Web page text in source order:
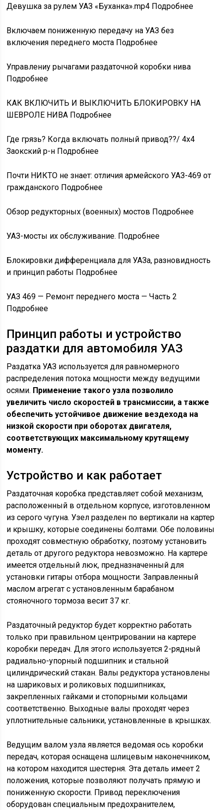
Девушка за рулем УАЗ «Буханка».mp4 Подробнее
Включаем пониженную передачу на УАЗ без
включения переднего моста Подробнее
Управлениу рычагами раздаточной коробки нива
Подробнее
КАК ВКЛЮЧИТЬ И ВЫКЛЮЧИТЬ БЛОКИРОВКУ НА
ШЕВРОЛЕ НИВА Подробнее
Где грязь? Когда включать полный привод??/ 4х4
Заокский р-н Подробнее
Почти НИКТО не знает: отличия армейского УАЗ-469 от
гражданского Подробнее
Обзор редукторных (военных) мостов Подробнее
УАЗ-мосты их обслуживание. Подробнее
Блокировки дифференциала для УАЗа, разновидность
и принцип работы Подробнее
УАЗ 469 — Ремонт переднего моста — Часть 2
Подробнее
Принцип работы и устройство
раздатки для автомобиля УАЗ
Раздатка УАЗ используется для равномерного
распределения потока мощности между ведущими
осями. Применение такого узла позволило
увеличить число скоростей в трансмиссии, а также
обеспечить устойчивое движение вездехода на
низкой скорости при оборотах двигателя,
соответствующих максимальному крутящему
моменту.
Устройство и как работает
Раздаточная коробка представляет собой механизм,
расположенный в отдельном корпусе, изготовленном
из серого чугуна. Узел разделен по вертикали на картер
и крышку, которые соединены болтами. Обе половины
проходят совместную обработку, поэтому установить
деталь от другого редуктора невозможно. На картере
имеется отдельный люк, предназначенный для
установки гитары отбора мощности. Заправленный
маслом агрегат с установленным барабаном
стояночного тормоза весит 37 кг.
Раздаточный редуктор будет корректно работать
только при правильном центрировании на картере
коробки передач. Для этого используется 2-рядный
радиально-упорный подшипник и стальной
цилиндрический стакан. Валы редуктора установлены
на шариковых и роликовых подшипниках,
закрепленных гайками и стопорными кольцами
соответственно. Выходные валы проходят через
уплотнительные сальники, установленные в крышках.
Ведущим валом узла является ведомая ось коробки
передач, которая оснащена шлицевым наконечником,
на котором находится шестерня. Эта деталь имеет 2
положения, которые позволяют получать прямую и
пониженную скорости. Привод переключения
оборудован специальным предохранителем,